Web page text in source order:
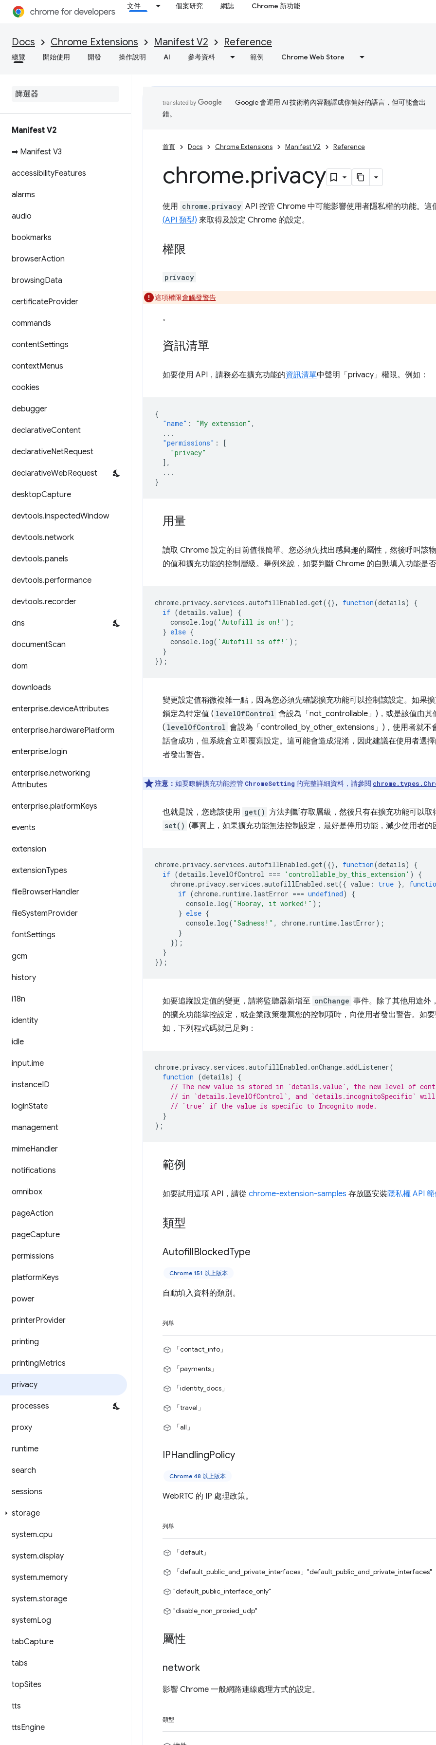
文件 個案研究 網誌 Chrome 新功能
Docs Chrome Extensions Manifest V2 Reference
總覽 開始使用 開發 操作說明 AI 參考資料 範例 Chrome Web Store
Manifest V2
➡ Manifest V3
accessibilityFeatures
alarms
audio
bookmarks
browserAction
browsingData
certificateProvider
commands
contentSettings
contextMenus
cookies
debugger
declarativeContent
declarativeNetRequest
declarativeWebRequest
desktopCapture
devtools.inspectedWindow
devtools.network
devtools.panels
devtools.performance
devtools.recorder
dns
documentScan
dom
downloads
enterprise.deviceAttributes
enterprise.hardwarePlatform
enterprise.login
enterprise.networking
Attributes
enterprise.platformKeys
events
extension
extensionTypes
fileBrowserHandler
fileSystemProvider
fontSettings
gcm
history
i18n
identity
idle
input.ime
instanceID
loginState
management
mimeHandler
notifications
omnibox
pageAction
pageCapture
permissions
platformKeys
power
printerProvider
printing
printingMetrics
privacy
processes
proxy
runtime
search
sessions
storage
system.cpu
system.display
system.memory
system.storage
systemLog
tabCapture
tabs
topSites
tts
ttsEngine
Google 會運用 AI 技術將內容翻譯成你偏好的語言，但可能會出
錯。
首頁 Docs Chrome Extensions Manifest V2 Reference
chrome.privacy
使用 chrome.privacy API 控管 Chrome 中可能影響使用者隱私權的功能。這
(API 類型) 來取得及設定 Chrome 的設定。
權限
privacy
這項權限會觸發警告
。
資訊清單
如要使用 API，請務必在擴充功能的資訊清單中聲明「privacy」權限。例如：
{
"name" : "My extension" ,
...
"permissions" :
[
"privacy"
],
...
}
用量
讀取 Chrome 設定的目前值很簡單。您必須先找出感興趣的屬性，然後呼叫該
的值和擴充功能的控制層級。舉例來說，如要判斷 Chrome 的自動填入功能是
chrome.privacy. services .autofillEnabled .get({}, function(details)
{
if (details .value)
{
console. log( 'Autofill is on!' );
} else {
console. log( 'Autofill is off!' );
}
});
變更設定值稍微複雜一點，因為您必須先確認擴充功能可以控制該設定。如果
鎖定為特定值 ( levelOfControl 會設為「not_controllable」)，或是該值由其
( levelOfControl 會設為「controlled_by_other_extensions」)，使用者就不
話會成功，但系統會立即覆寫設定。這可能會造成混淆，因此建議在使用者選
者發出警告。
注意： 如要瞭解擴充功能控管 ChromeSetting 的完整詳細資料，請參閱
也就是說，您應該使用 get() 方法判斷存取層級，然後只有在擴充功能可以取
set() (事實上，如果擴充功能無法控制設定，最好是停用功能，減少使用者的
chrome.privacy. services .autofillEnabled .get({}, function(details)
{
if (details . levelOfControl === 'controllable_by_this_extension' )
{
chrome.privacy. services .autofillEnabled . set({ value : true },
if (chrome. runtime. lastError === undefined)
{
console. log( "Hooray, it worked!" );
} else {
console. log( "Sadness!" , chrome. runtime. lastError);
}
});
}
});
如要追蹤設定值的變更，請將監聽器新增至 onChange 事件。除了其他用途外
的擴充功能掌控設定，或企業政策覆寫您的控制項時，向使用者發出警告。如
如，下列程式碼就已足夠：
chrome.privacy. services .autofillEnabled .onChange.addListener(
function (details)
{
// The new value is stored in `details.value`, the new level of
// in `details.levelOfControl`, and `details.incognitoSpecific` will
// `true` if the value is specific to Incognito mode.
}
);
範例
如要試用這項 API，請從 chrome-extension-samples 存放區安裝隱私權 API 範
類型
AutofillBlockedType
Chrome 151 以上版本
自動填入資料的類別。
列舉
「contact_info」
「payments」
「identity_docs」
「travel」
「all」
IPHandlingPolicy
Chrome 48 以上版本
WebRTC 的 IP 處理政策。
列舉
「default」
「default_public_and_private_interfaces」 "default_public_and_private_interfaces"
"default_public_interface_only"
"disable_non_proxied_udp"
屬性
network
影響 Chrome 一般網路連線處理方式的設定。
類型